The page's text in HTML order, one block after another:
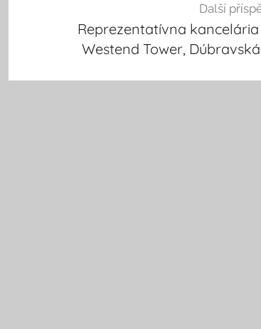
Další
Reprezentatívna kancelária
Westend Tower,